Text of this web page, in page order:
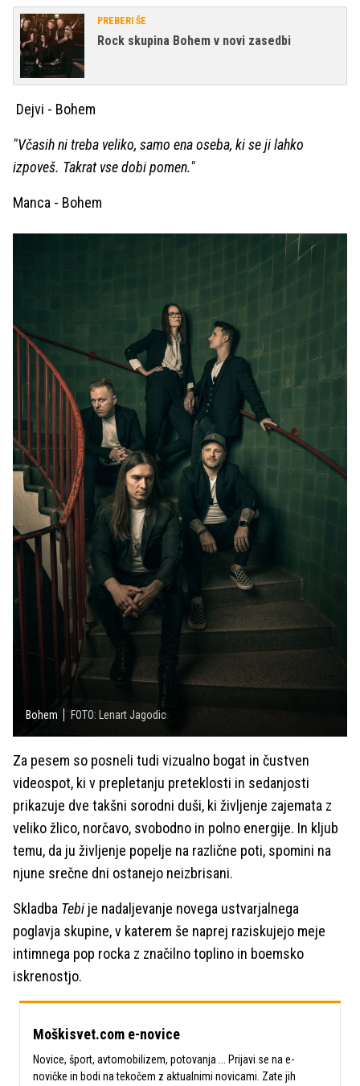
PREBERI ŠE
Rock skupina Bohem v novi zasedbi
Dejvi - Bohem
"Včasih ni treba veliko, samo ena oseba, ki se ji lahko
izpoveš. Takrat vse dobi pomen."
Manca - Bohem
Bohem FOTO: Lenart Jagodic
Za pesem so posneli tudi vizualno bogat in čustven
videospot, ki v prepletanju preteklosti in sedanjosti
prikazuje dve takšni sorodni duši, ki življenje zajemata z
veliko žlico, norčavo, svobodno in polno energije. In kljub
temu, da ju življenje popelje na različne poti, spomini na
njune srečne dni ostanejo neizbrisani.
Skladba Tebi je nadaljevanje novega ustvarjalnega
poglavja skupine, v katerem še naprej raziskujejo meje
intimnega pop rocka z značilno toplino in boemsko
iskrenostjo.
Moškisvet.com e-novice
Novice, šport, avtomobilizem, potovanja ... Prijavi se na e-
novičke in bodi na tekočem z aktualnimi novicami. Zate jih